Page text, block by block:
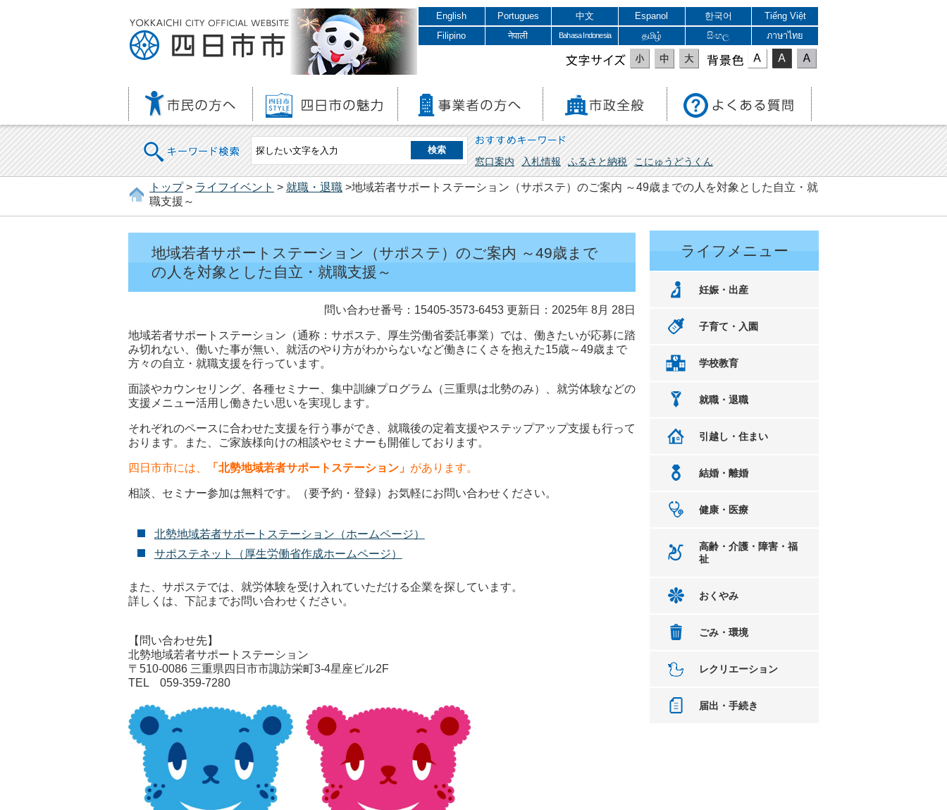
English Portugues 中文 Espanol 한국어
Tiếng Việt
Filipino
नेपाली Bahasa Indonesia தமிழ் සිංහල ภาษาไทย
文字サイズ 表示色
キーワード検索 おすすめキーワード
窓口案内 入札情報 ふるさと納税 こにゅうどうくん
トップ> ライフイベント > 就職・退職 >地域若者サポートステーション（サポステ）のご案内 ～49歳までの人を対象とした自立・就
職支援～
地域若者サポートステーション（サポステ）のご案内 ～49歳まで
の人を対象とした自立・就職支援～
問い合わせ番号：15405-3573-6453 更新日：2025年 8月 28日
地域若者サポートステーション（通称：サポステ、厚生労働省委託事業）では、働きたいが応募に踏
み切れない、働いた事が無い、就活のやり方がわからないなど働きにくさを抱えた15歳～49歳まで
方々の自立・就職支援を行っています。
面談やカウンセリング、各種セミナー、集中訓練プログラム（三重県は北勢のみ）、就労体験などの
支援メニュー活用し働きたい思いを実現します。
それぞれのペースに合わせた支援を行う事ができ、就職後の定着支援やステップアップ支援も行って
おります。また、ご家族様向けの相談やセミナーも開催しております。
四日市市には、 「北勢地域若者サポートステーション」 があります。
相談、セミナー参加は無料です。（要予約・登録）お気軽にお問い合わせください。
北勢地域若者サポートステーション（ホームページ）
サポステネット（厚生労働省作成ホームページ）
また、サポステでは、就労体験を受け入れていただける企業を探しています。
詳しくは、下記までお問い合わせください。
【問い合わせ先】
北勢地域若者サポートステーション
〒510-0086 三重県四日市市諏訪栄町3-4星座ビル2F
TEL 059-359-7280
ライフメニュー
妊娠・出産
子育て・入園
学校教育
就職・退職
引越し・住まい
結婚・離婚
健康・医療
高齢・介護・障害・福
祉
おくやみ
ごみ・環境
レクリエーション
届出・手続き